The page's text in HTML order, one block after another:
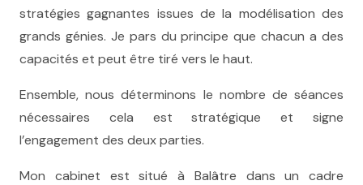
stratégies gagnantes issues de la modélisation des
grands génies. Je pars du principe que chacun a des
capacités et peut être tiré vers le haut.
Ensemble, nous déterminons le nombre de séances
nécessaires cela est stratégique et signe
l’engagement des deux parties.
Mon cabinet est situé à Balâtre dans un cadre